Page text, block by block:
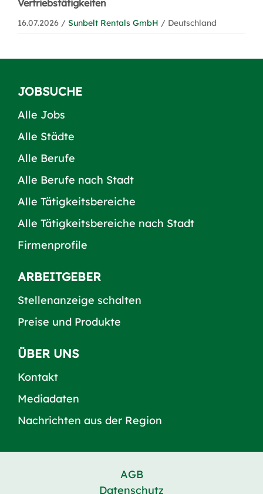
Vertriebstätigkeiten
16.07.2026 / Sunbelt Rentals GmbH / Deutschland
JOBSUCHE
Alle Jobs
Alle Städte
Alle Berufe
Alle Berufe nach Stadt
Alle Tätigkeitsbereiche
Alle Tätigkeitsbereiche nach Stadt
Firmenprofile
ARBEITGEBER
Stellenanzeige schalten
Preise und Produkte
ÜBER UNS
Kontakt
Mediadaten
Nachrichten aus der Region
AGB
Datenschutz